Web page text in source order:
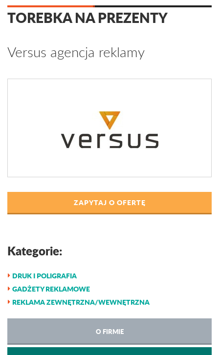
TOREBKA NA PREZENTY
Versus agencja reklamy
ZAPYTAJ O OFERTĘ
Kategorie:
DRUK I POLIGRAFIA
GADŻETY REKLAMOWE
REKLAMA ZEWNĘTRZNA/WEWNĘTRZNA
O FIRMIE